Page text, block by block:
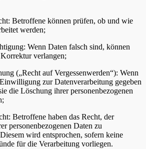
Betroffene können prüfen, ob und wie
werden;
Wenn Daten falsch sind, können
verlangen;
(„Recht auf Vergessenwerden“): Wenn
zur Datenverarbeitung gegeben
die Löschung ihrer personenbezogenen
Betroffene haben das Recht, der
personenbezogenen Daten zu
wird entsprochen, sofern keine
für die Verarbeitung vorliegen.